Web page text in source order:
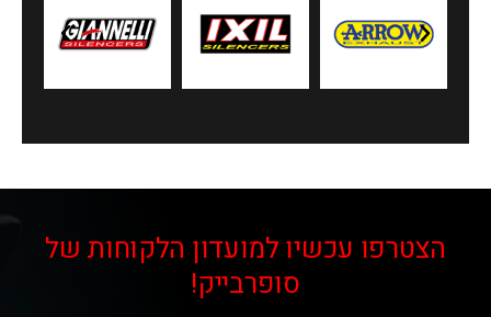
הצטרפו עכשיו למועדון הלקוחות של
סופרבייק!